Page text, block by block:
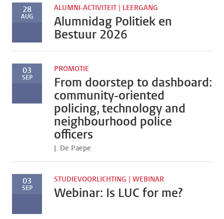
28
AUG
ALUMNI-ACTIVITEIT | LEERGANG
Alumnidag Politiek en
Bestuur 2026
03
SEP
PROMOTIE
From doorstep to dashboard:
community-oriented
policing, technology and
neighbourhood police
officers
J. De Paepe
03
SEP
STUDIEVOORLICHTING | WEBINAR
Webinar: Is LUC for me?